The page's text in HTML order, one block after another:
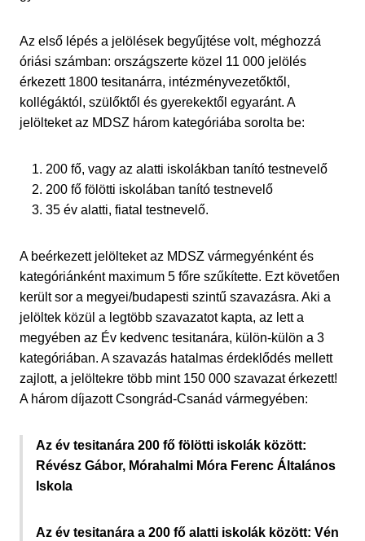
Az első lépés a jelölések begyűjtése volt, méghozzá
óriási számban: országszerte közel 11 000 jelölés
érkezett 1800 tesitanárra, intézményvezetőktől,
kollégáktól, szülőktől és gyerekektől egyaránt. A
jelölteket az MDSZ három kategóriába sorolta be:
200 fő, vagy az alatti iskolákban tanító testnevelő
200 fő fölötti iskolában tanító testnevelő
35 év alatti, fiatal testnevelő.
A beérkezett jelölteket az MDSZ vármegyénként és
kategóriánként maximum 5 főre szűkítette. Ezt követően
került sor a megyei/budapesti szintű szavazásra. Aki a
jelöltek közül a legtöbb szavazatot kapta, az lett a
megyében az Év kedvenc tesitanára, külön-külön a 3
kategóriában. A szavazás hatalmas érdeklődés mellett
zajlott, a jelöltekre több mint 150 000 szavazat érkezett!
A három díjazott Csongrád-Csanád vármegyében:
Az év tesitanára 200 fő fölötti iskolák között:
Révész Gábor, Mórahalmi Móra Ferenc Általános
Iskola
Az év tesitanára a 200 fő alatti iskolák között: Vén